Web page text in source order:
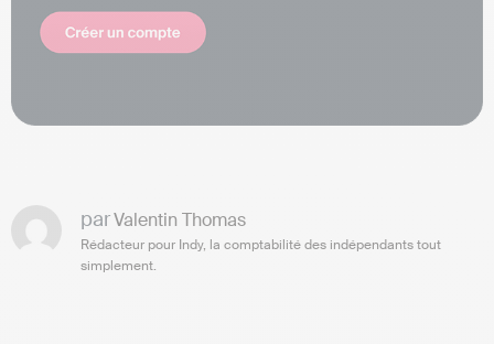
parValentin Thomas
Rédacteur pour Indy, la comptabilité des indépendants tout
simplement.